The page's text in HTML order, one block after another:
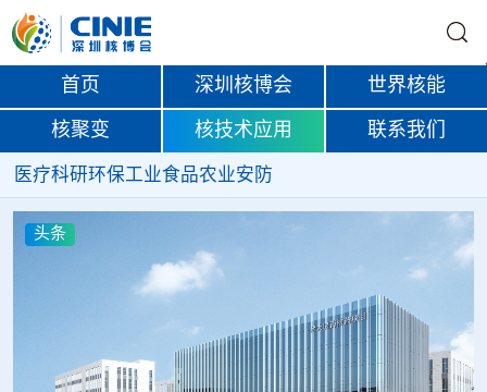
首页 深圳核博会 世界核能
核聚变 核技术应用 联系我们
医疗科研环保工业食品农业安防
头条